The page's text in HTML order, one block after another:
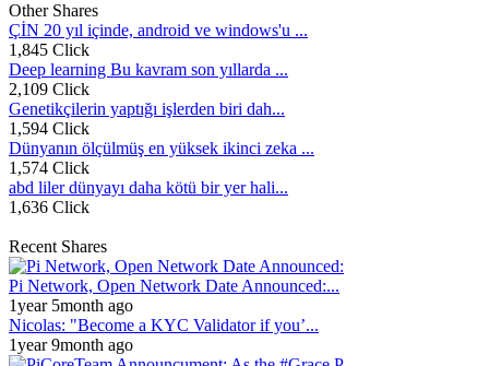
Other Shares
ÇİN 20 yıl içinde, android ve windows'u ...
1,845 Click
Deep learning Bu kavram son yıllarda ...
2,109 Click
Genetikçilerin yaptığı işlerden biri dah...
1,594 Click
Dünyanın ölçülmüş en yüksek ikinci zeka ...
1,574 Click
abd liler dünyayı daha kötü bir yer hali...
1,636 Click
Recent Shares
Pi Network, Open Network Date Announced:...
1year 5month ago
Nicolas: "Become a KYC Validator if you’...
1year 9month ago